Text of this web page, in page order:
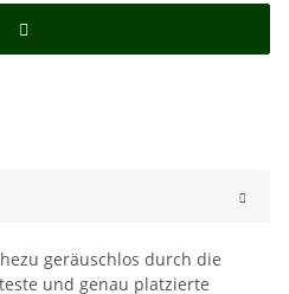
geräuschlos durch die
und genau platzierte